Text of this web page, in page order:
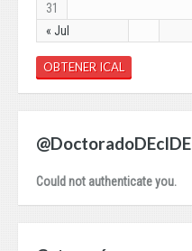
« Jul
31
OBTENER ICAL
@DoctoradoDEcIDE
Could not authenticate you.